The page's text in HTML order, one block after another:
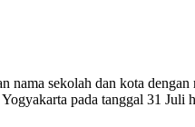
sekolah dan kota dengan
pada tanggal 31